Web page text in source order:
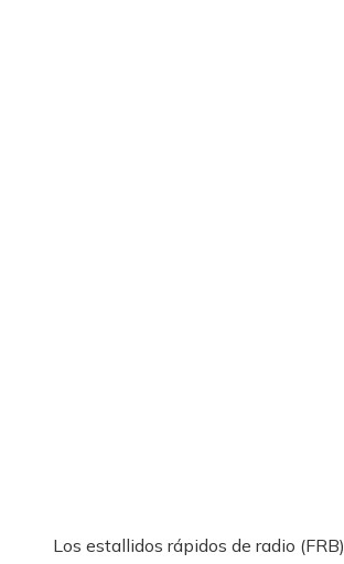
Los estallidos rápidos de radio (FRB)